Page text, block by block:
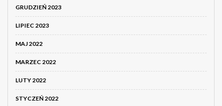
GRUDZIEŃ 2023
LIPIEC 2023
MAJ 2022
MARZEC 2022
LUTY 2022
STYCZEŃ 2022